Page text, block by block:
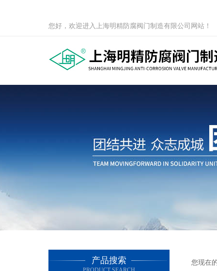
您好，欢迎进入上海明精防腐阀门制造有限公司网站！
产品搜索 您现在